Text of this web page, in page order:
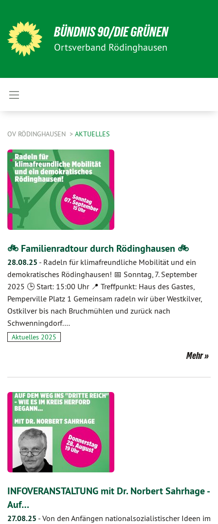
BÜNDNIS 90/DIE GRÜNEN
Ortsverband Rödinghausen
OV RÖDINGHAUSEN AKTUELLES
🚲 Familienradtour durch Rödinghausen 🚲
28.08.25 - Radeln für klimafreundliche Mobilität und ein
demokratisches Rödinghausen! 📅 Sonntag, 7. September
2025 🕒 Start: 15:00 Uhr 📍 Treffpunkt: Haus des Gastes,
Pemperville Platz 1 Gemeinsam radeln wir über Westkilver,
Ostkilver bis nach Bruchmühlen und zurück nach
Schwenningdorf.…
Aktuelles 2025
Mehr
INFOVERANSTALTUNG mit Dr. Norbert Sahrhage -
Auf…
27.08.25 - Von den Anfängen nationalsozialistischer Ideen im